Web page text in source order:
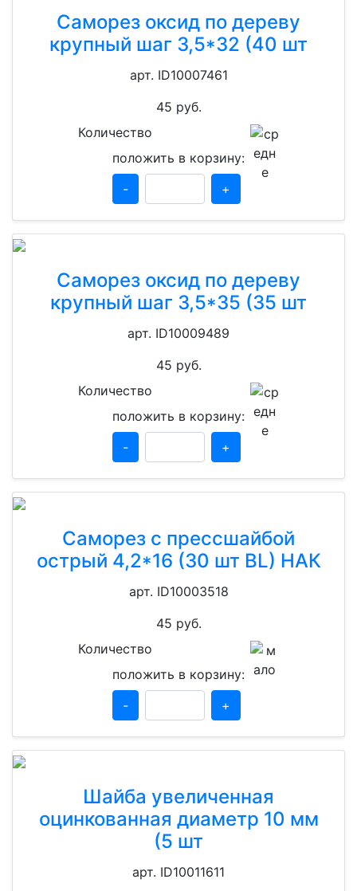
Саморез оксид по дереву
крупный шаг 3,5*32 (40 шт
арт. ID10007461
45 руб.
Количество
положить в корзину:
-
+
Саморез оксид по дереву
крупный шаг 3,5*35 (35 шт
арт. ID10009489
45 руб.
Количество
положить в корзину:
-
+
Саморез с прессшайбой
острый 4,2*16 (30 шт BL) НАК
арт. ID10003518
45 руб.
Количество
положить в корзину:
-
+
Шайба увеличенная
оцинкованная диаметр 10 мм
(5 шт
арт. ID10011611